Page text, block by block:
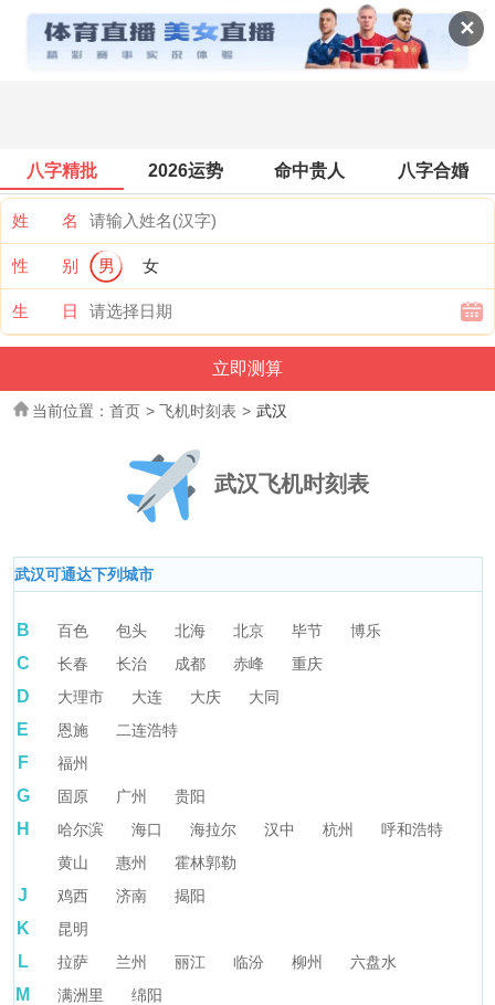
✕
飞机时刻表查询
八字精批 2026运势 命中贵人 八字合婚
姓 名
性 别 男 女
生 日
当前位置： 首页 > 飞机时刻表 > 武汉
武汉飞机时刻表
武汉可通达下列城市
B 百色 包头 北海 北京 毕节 博乐
C 长春 长治 成都 赤峰 重庆
D 大理市 大连 大庆 大同
E 恩施 二连浩特
F 福州
G 固原 广州 贵阳
H 哈尔滨 海口 海拉尔 汉中 杭州
呼和浩特
黄山
惠州 霍林郭勒
J 鸡西 济南 揭阳
K 昆明
L 拉萨 兰州 丽江 临汾 柳州 六盘水
M 满洲里 绵阳